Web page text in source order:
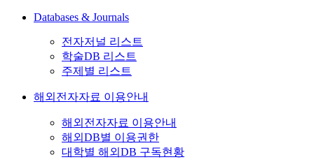
Databases & Journals
전자저널 리스트
학술DB 리스트
주제별 리스트
해외전자자료 이용안내
해외전자자료 이용안내
해외DB별 이용권한
대학별 해외DB 구독현황